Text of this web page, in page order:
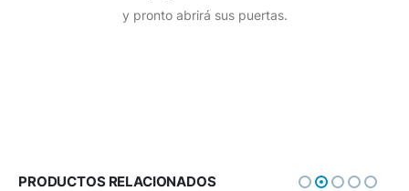
y pronto abrirá sus puertas.
PRODUCTOS RELACIONADOS